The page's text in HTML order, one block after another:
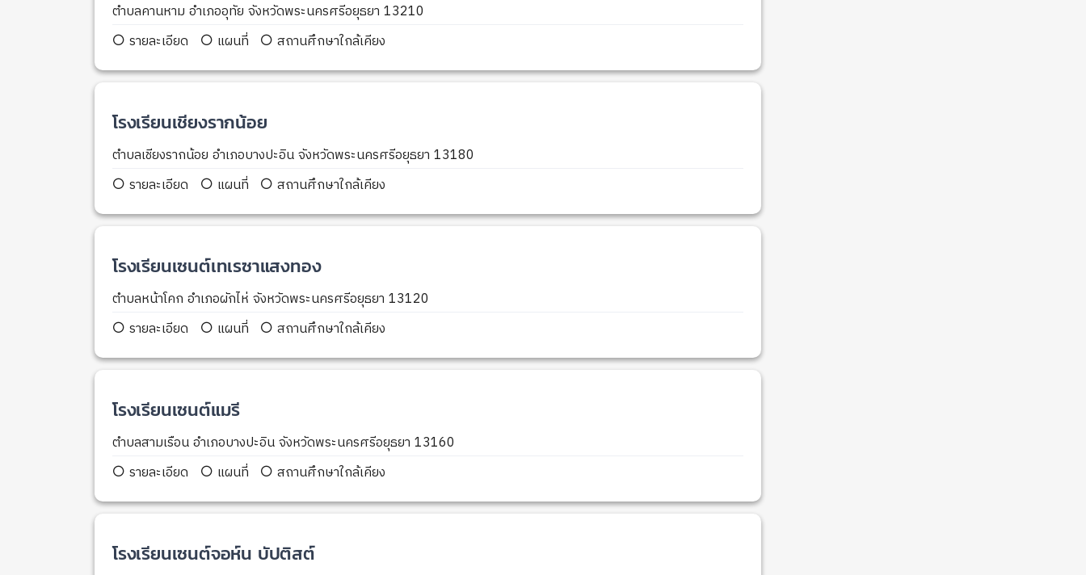
ตำบลคานหาม อำเภออุทัย จังหวัดพระนครศรีอยุธยา 13210
รายละเอียด
แผนที่ สถานศึกษาใกล้เคียง
โรงเรียนเชียงรากน้อย
ตำบลเชียงรากน้อย อำเภอบางปะอิน จังหวัดพระนครศรีอยุธยา 13180
รายละเอียด
แผนที่ สถานศึกษาใกล้เคียง
โรงเรียนเซนต์เทเรซาแสงทอง
ตำบลหน้าโคก อำเภอผักไห่ จังหวัดพระนครศรีอยุธยา 13120
รายละเอียด
แผนที่ สถานศึกษาใกล้เคียง
โรงเรียนเซนต์แมรี
ตำบลสามเรือน อำเภอบางปะอิน จังหวัดพระนครศรีอยุธยา 13160
รายละเอียด
แผนที่ สถานศึกษาใกล้เคียง
โรงเรียนเซนต์จอห์น บัปติสต์